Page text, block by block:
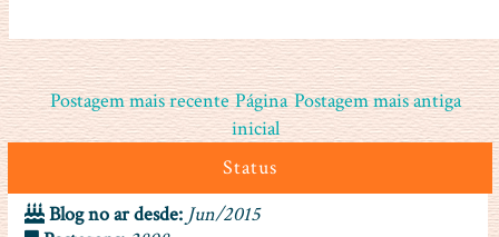
Postagem mais recente Postagem mais antiga
Página
inicial
Status
Blog no ar desde: Jun/2015